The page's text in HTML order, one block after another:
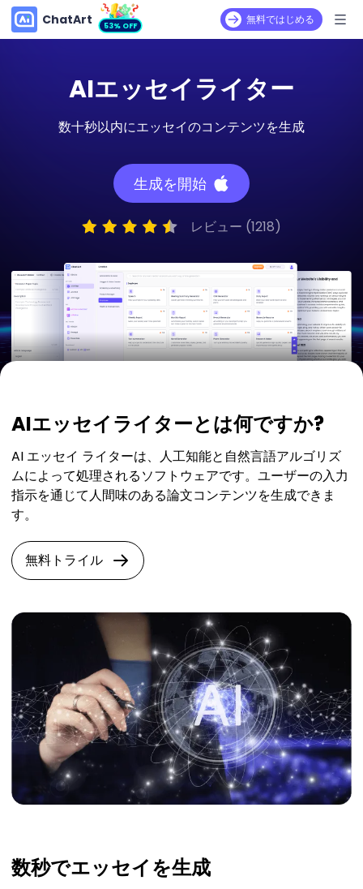
ChatArt 53% OFF 無料ではじめる
AIエッセイライター
数十秒以内にエッセイのコンテンツを生成
生成を開始
レビュー (1218)
AIエッセイライターとは何ですか?
AI エッセイ ライターは、人工知能と自然言語アルゴリズ
ムによって処理されるソフトウェアです。ユーザーの入力
指示を通じて人間味のある論文コンテンツを生成できま
す。
無料トライル
数秒でエッセイを生成